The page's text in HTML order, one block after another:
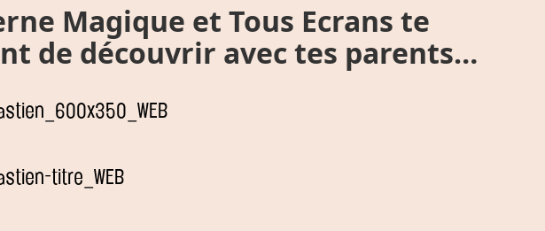
Magique et Tous Ecrans te
de découvrir avec tes parents…